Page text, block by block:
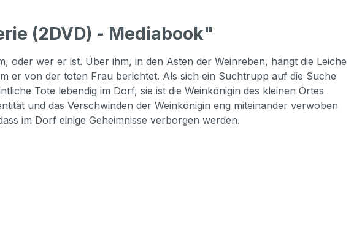
(2DVD) - Mediabook"
oder wer er ist. Über ihm, in den Ästen der Weinreben, hängt die Leiche
er von der toten Frau berichtet. Als sich ein Suchtrupp auf die Suche
Tote lebendig im Dorf, sie ist die Weinkönigin des kleinen Ortes
und das Verschwinden der Weinkönigin eng miteinander verwoben
im Dorf einige Geheimnisse verborgen werden.